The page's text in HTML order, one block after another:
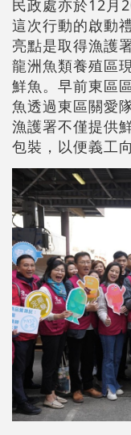
民政處亦於12月
這次行動的啟動
亮點是取得漁護
龍洲魚類養殖區
鮮魚。早前東區
魚透過東區關愛
漁護署不僅提供
包裝，以便義工